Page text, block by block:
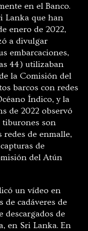
en el Banco.
Lanka que han
enero de 2022,
a divulgar
embarcaciones,
44) utilizaban
la Comisión del
barcos con redes
Índico, y la
de 2022 observó
tiburones son
redes de enmalle,
de
del Atún
un vídeo en
de cadáveres de
descargados de
en Sri Lanka. En